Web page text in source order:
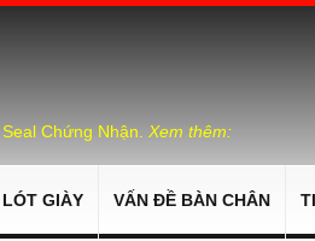
Chứng Nhận. Xem thêm:
LÓT GIÀY VẤN ĐỀ BÀN CHÂN